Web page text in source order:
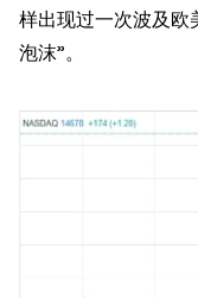
样出现过一次波及欧
泡沫”。